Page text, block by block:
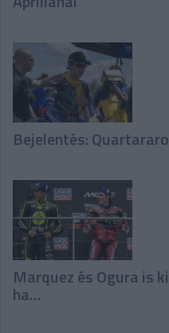
Bejelentés:
Marquez és Ogura is
ha…